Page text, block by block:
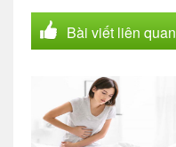
Bài viết liên quan